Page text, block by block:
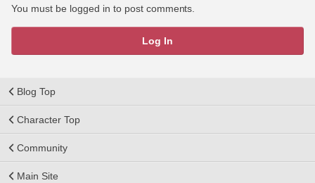
You must be logged in to post comments.
Log In
Blog Top
Character Top
Community
Main Site